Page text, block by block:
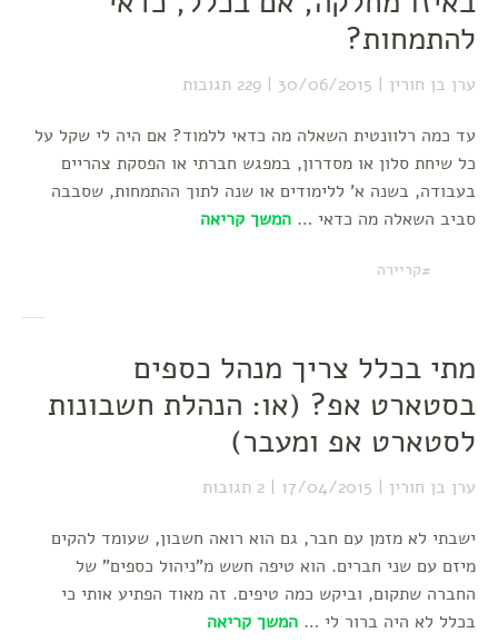
להתמחות?
ערן בן חורין 30/06/2015 229 תגובות
עד כמה רלוונטית השאלה מה כדאי ללמוד? אם היה לי שקל על
כל שיחת סלון או מסדרון, במפגש חברתי או הפסקת צהריים
בעבודה, בשנה א' ללימודים או שנה לתוך ההתמחות, שסבבה
סביב השאלה מה כדאי … המשך קריאה
קריירה
מתי בכלל צריך מנהל כספים
בסטארט אפ? (או: הנהלת חשבונות
לסטארט אפ ומעבר)
ערן בן חורין 17/04/2015 2 תגובות
ישבתי לא מזמן עם חבר, גם הוא רואה חשבון, שעומד להקים
מיזם עם שני חברים. הוא טיפה חשש מ"ניהול כספים" של
החברה שתקום, וביקש כמה טיפים. זה מאוד הפתיע אותי כי
בכלל לא היה ברור לי … המשך קריאה